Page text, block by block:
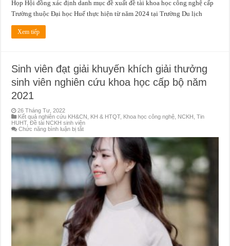
Họp Hội đồng xác định danh mục đề xuất đề tài khoa học công nghệ cấp
Trường thuộc Đại học Huế thực hiện từ năm 2024 tại Trường Du lịch
Xem tiếp
Sinh viên đạt giải khuyến khích giải thưởng
sinh viên nghiên cứu khoa học cấp bộ năm
2021
26 Tháng Tư, 2022
Kết quả nghiên cứu KH&CN , KH & HTQT, Khoa học công nghệ, NCKH ,Tin
HUHT,Đề tài NCKH sinh viên
Chức năng bình luận bị tắtở
viên
đạt
giải
khuyến
khích
giải
thưởng
sinh
viên
nghiên
khoa
học
cấp
bộ
năm
2021